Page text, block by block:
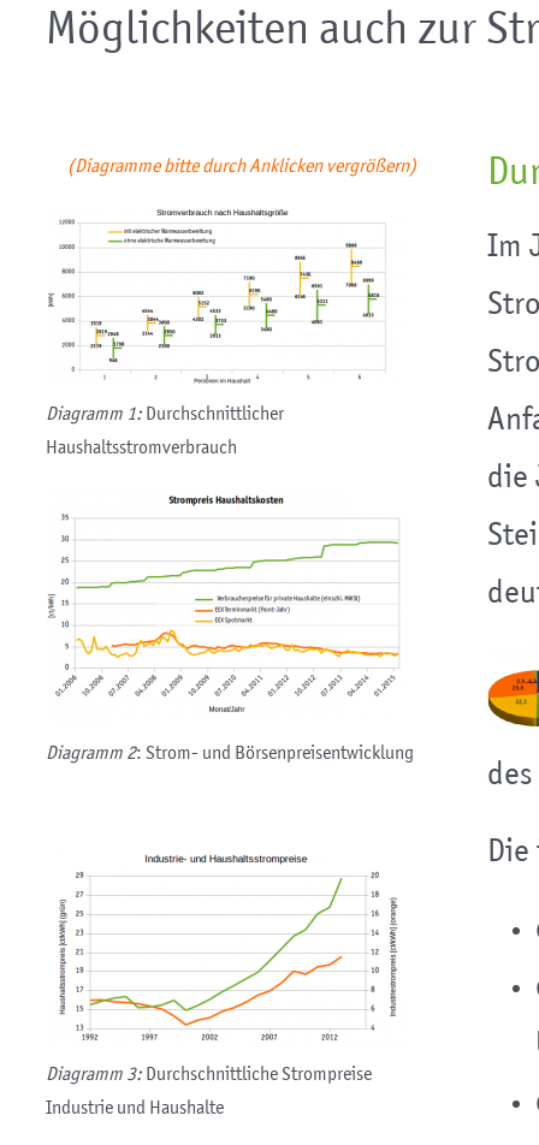
Möglichkeiten auch zur
(Diagramme bitte durch Anklicken vergrößern)
Diagramm 1:Durchschnittlicher
Haushaltsstromverbrauch
Diagramm 2: Strom- und Börsenpreisentwicklung
Diagramm 3:Durchschnittliche Strompreise
Industrie und Haushalte
Im
die